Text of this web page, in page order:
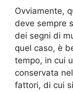
Ovviamente,
deve sempre
dei segni di
quel caso, è
tempo, in cui
conservata
fattori, di cui